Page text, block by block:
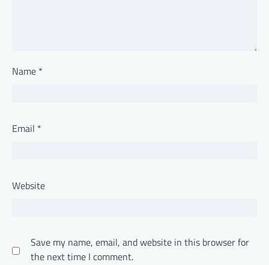
Name *
Email *
Website
Save my name, email, and website in this browser for
the next time I comment.